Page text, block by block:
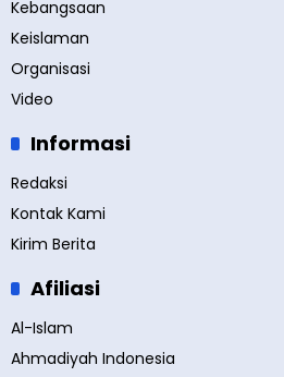
Kebangsaan
Keislaman
Organisasi
Video
Informasi
Redaksi
Kontak Kami
Kirim Berita
Afiliasi
Al-Islam
Ahmadiyah Indonesia